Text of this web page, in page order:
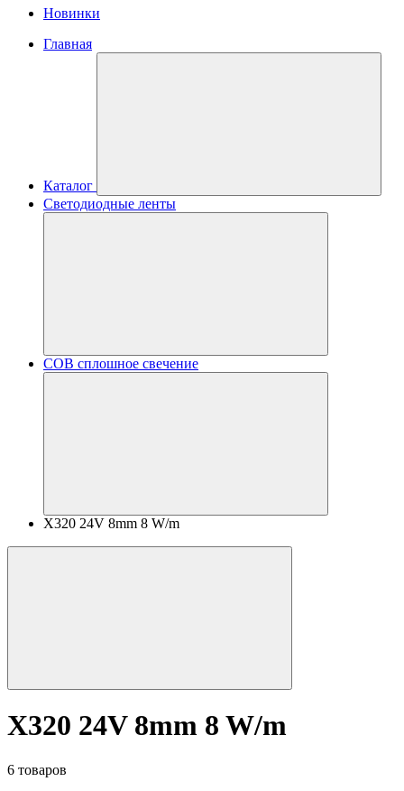
Новинки
Главная
Каталог
Светодиодные ленты
COB сплошное свечение
X320 24V 8mm 8 W/m
X320 24V 8mm 8 W/m
6 товаров